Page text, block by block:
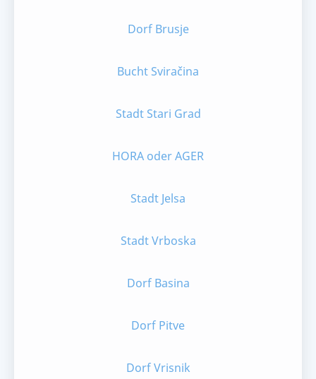
Dorf Brusje
Bucht Sviračina
Stadt Stari Grad
HORA oder AGER
Stadt Jelsa
Stadt Vrboska
Dorf Basina
Dorf Pitve
Dorf Vrisnik